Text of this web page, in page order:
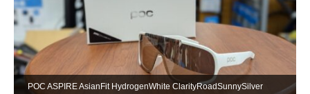
POC ASPIRE AsianFit HydrogenWhite ClarityRoadSunnySilver